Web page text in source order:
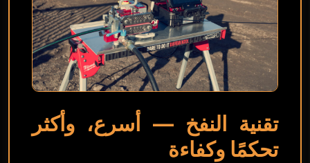
تقنية النفخ — أسرع، وأكثر
تحكمًا وكفاءة